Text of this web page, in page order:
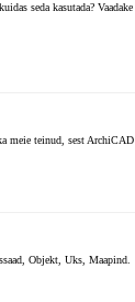
seda kasutada? Vaadake
meie teinud, sest ArchiCAD
Objekt, Uks, Maapind.